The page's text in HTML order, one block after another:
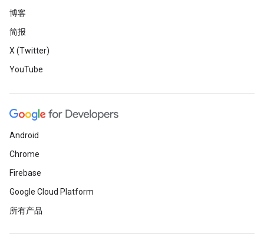
博客
简报
X (Twitter)
YouTube
Android
Chrome
Firebase
Google Cloud Platform
所有产品